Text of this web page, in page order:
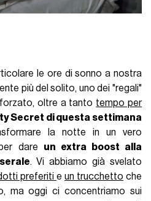
le ore di sonno a nostra
più del solito, uno dei "regali"
oltre a tanto tempo per
Secret di questa settimana
la notte in un vero
dare un extra boost alla
. Vi abbiamo già svelato
preferiti e un trucchetto che
ma oggi ci concentriamo sui